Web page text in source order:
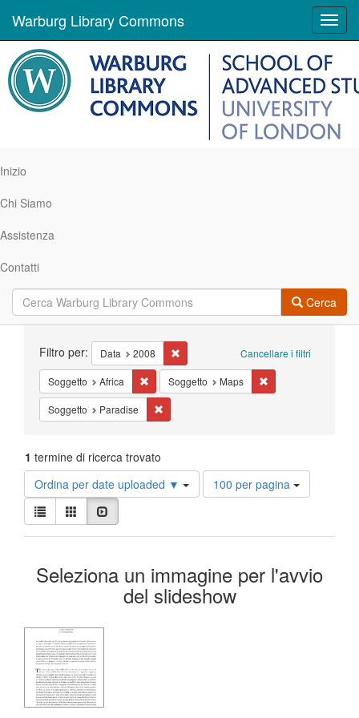
Warburg Library Commons
Inizio
Chi Siamo
Assistenza
Contatti
Cerca
Ricerca Cancellare i filtri
Filtro per: Data 2008 Cancella il filtro Data: 2008
Soggetto Africa Cancella il filtro Soggetto: Africa
Soggetto Maps
Soggetto Paradise
1 termine di ricerca trovato
Ordina per date uploaded ▼
Risultati
per
100 per pagina
Visualizza
i
risultati
Lista Galleria
Risultati
della
Seleziona un immagine per l'avvio
del slideshow